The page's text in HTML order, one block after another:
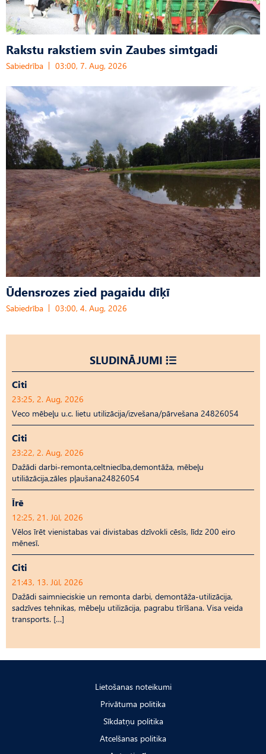
Rakstu rakstiem svin Zaubes simtgadi
Sabiedrība 03:00, 7. Aug, 2026
Ūdensrozes zied pagaidu dīķī
Sabiedrība 03:00, 4. Aug, 2026
SLUDINĀJUMI
Citi
23:25, 2. Aug, 2026
Veco mēbeļu u.c. lietu utilizācija/izvešana/pārvešana 24826054
Citi
23:22, 2. Aug, 2026
Dažādi darbi-remonta,celtniecība,demontāža, mēbeļu
utiliāzācija,zāles pļaušana24826054
Īrē
12:25, 21. Jūl, 2026
Vēlos īrēt vienistabas vai divistabas dzīvokli cēsīs, līdz 200 eiro
mēnesī.
Citi
21:43, 13. Jūl, 2026
Dažādi saimnieciskie un remonta darbi, demontāža-utilizācija,
sadzīves tehnikas, mēbeļu utilizācija, pagrabu tīrīšana. Visa veida
transports. […]
Lietošanas noteikumi
Privātuma politika
Sīkdatņu politika
Atcelšanas politika